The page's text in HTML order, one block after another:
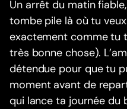
Un arrêt du matin
tombe pile là où tu
exactement comme tu
très bonne chose).
détendue pour que tu
moment avant de
qui lance ta journée du